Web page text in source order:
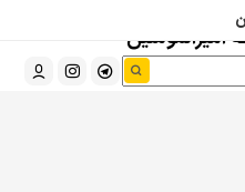
امیرالمومنین